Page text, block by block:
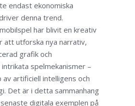
endast ekonomiska
denna trend.
har blivit en kreativ
att utforska nya narrativ,
grafik och
spelmekanismer –
artificiell intelligens och
Det är i detta sammanhang
digitala exemplen på